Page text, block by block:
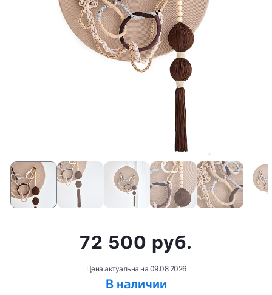
72 500 руб.
Цена актуальна на 09.08.2026
В наличии